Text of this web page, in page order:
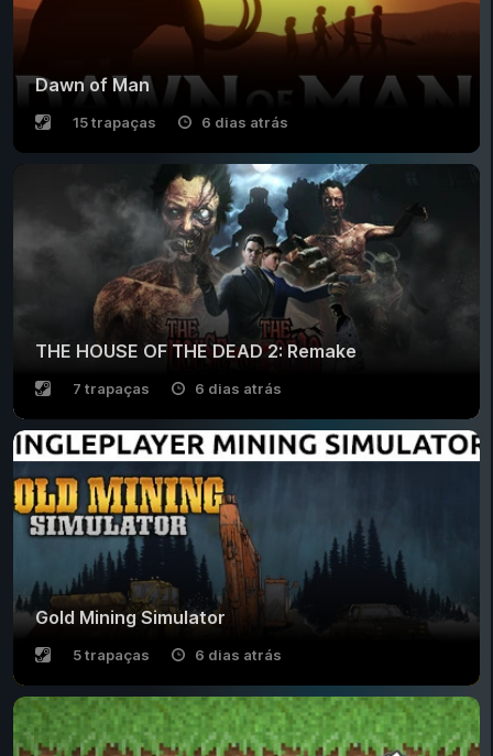
Dawn of Man
15 trapaças 6 dias atrás
THE HOUSE OF THE DEAD 2: Remake
7 trapaças 6 dias atrás
Gold Mining Simulator
5 trapaças 6 dias atrás